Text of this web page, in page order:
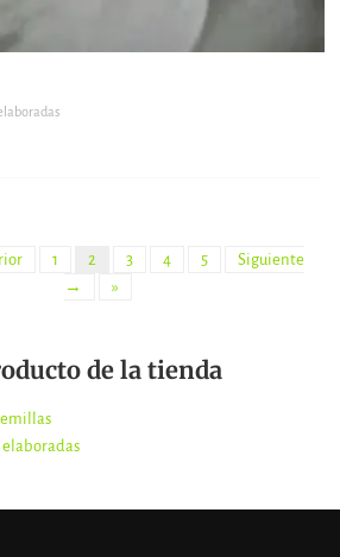
1 2 3 4 5
Siguiente
→
»
de la tienda
elaboradas